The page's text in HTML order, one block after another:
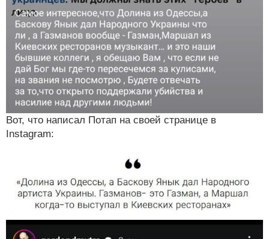
Вот, что написал Потап на своей странице в
Instagram: